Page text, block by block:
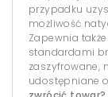
przypadku
możliwość
Zapewnia
standardami
zaszyfrowane,
udostępniane